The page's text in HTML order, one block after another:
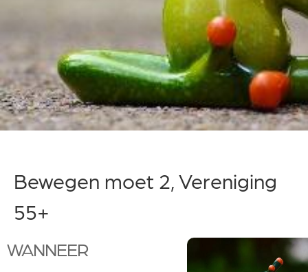
Bewegen moet 2, Vereniging
55+
WANNEER